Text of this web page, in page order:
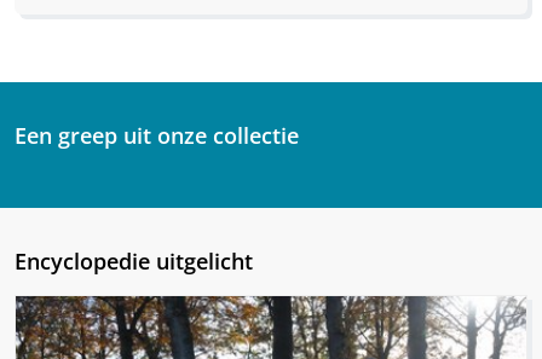
Een greep uit onze collectie
Encyclopedie uitgelicht